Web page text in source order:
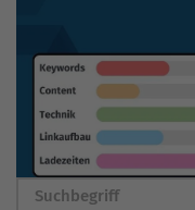
BLOG DURCHSUCHEN